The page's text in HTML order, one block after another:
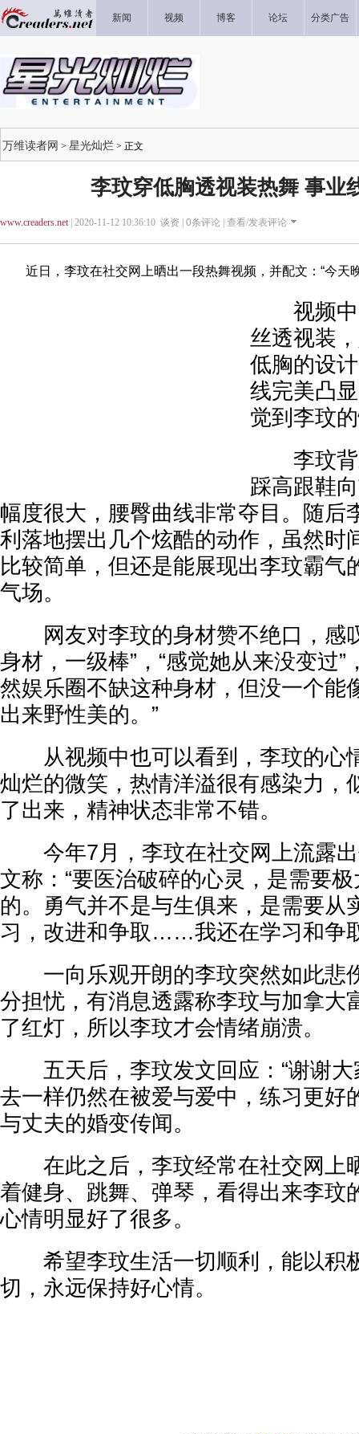
新闻 视频 博客 论坛 分类广告
万维读者网 > 星光灿烂 > 正文
李玟穿低胸透视装热舞 事业
www.creaders.net| 2020-11-12 10:36:10 谈资 | 0条评论 | 查看/发表评论
近日，李玟在社交网上晒出一段热舞视频，并配文：“今天
视频中
丝透视装
低胸的设
线完美凸
觉到李玟
李玟背
踩高跟鞋
幅度很大，腰臀曲线非常夺目。随后
利落地摆出几个炫酷的动作，虽然时
比较简单，但还是能展现出李玟霸气
气场。
网友对李玟的身材赞不绝口，感
身材，一级棒”，“感觉她从来没变过”
然娱乐圈不缺这种身材，但没一个能
出来野性美的。”
从视频中也可以看到，李玟的心
灿烂的微笑，热情洋溢很有感染力，
了出来，精神状态非常不错。
今年7月，李玟在社交网上流露出
文称：“要医治破碎的心灵，是需要
的。勇气并不是与生俱来，是需要从
习，改进和争取……我还在学习和争
一向乐观开朗的李玟突然如此悲
分担忧，有消息透露称李玟与加拿大
了红灯，所以李玟才会情绪崩溃。
五天后，李玟发文回应：“谢谢大
去一样仍然在被爱与爱中，练习更好
与丈夫的婚变传闻。
在此之后，李玟经常在社交网上
着健身、跳舞、弹琴，看得出来李玟
心情明显好了很多。
希望李玟生活一切顺利，能以积
切，永远保持好心情。